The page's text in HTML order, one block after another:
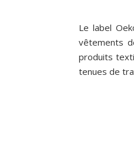
Le label
vêtements
produits
tenues de